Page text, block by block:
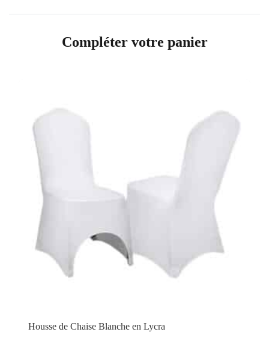
Compléter votre panier
Housse de Chaise Blanche en Lycra